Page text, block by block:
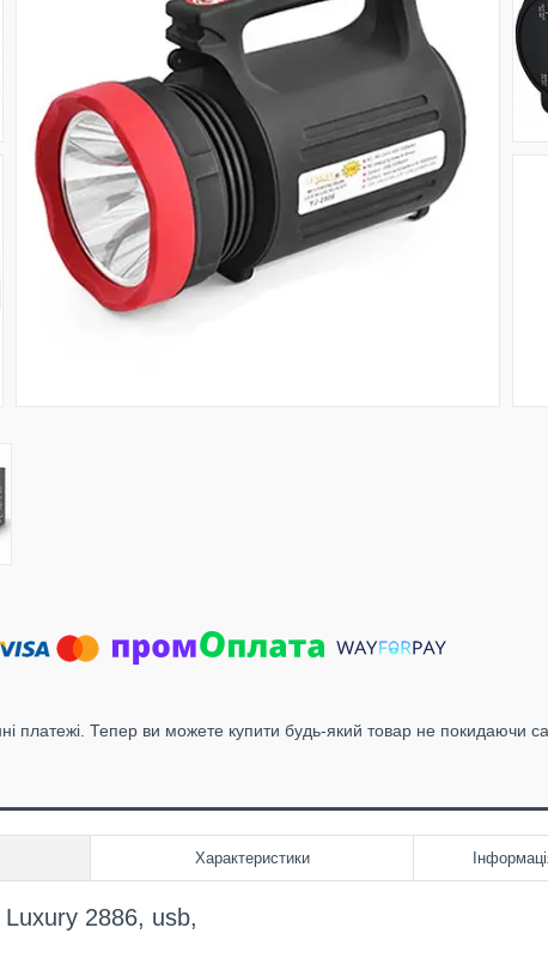
платежі. Тепер ви можете купити будь-який товар не покидаючи
Характеристики
Luxury 2886, usb,